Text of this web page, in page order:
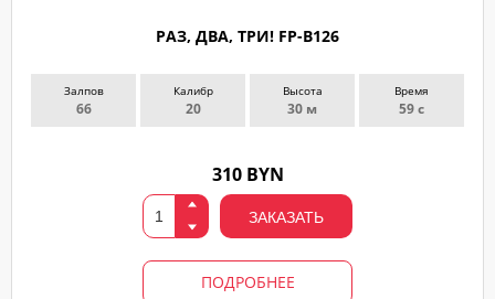
РАЗ, ДВА, ТРИ! FP-B126
Залпов
66
Калибр
20
Высота
30 м
Время
59 с
310 BYN
ЗАКАЗАТЬ
ПОДРОБНЕЕ